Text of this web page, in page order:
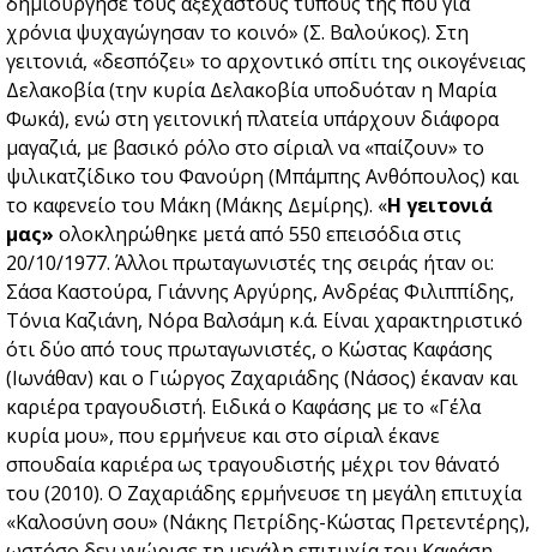
χρόνια ψυχαγώγησαν το κοινό» (Σ. Βαλούκος). Στη
γειτονιά, «δεσπόζει» το αρχοντικό σπίτι της οικογένειας
Δελακοβία (την κυρία Δελακοβία υποδυόταν η Μαρία
Φωκά), ενώ στη γειτονική πλατεία υπάρχουν διάφορα
μαγαζιά, με βασικό ρόλο στο σίριαλ να «παίζουν» το
ψιλικατζίδικο του Φανούρη (Μπάμπης Ανθόπουλος) και
το καφενείο του Μάκη (Μάκης Δεμίρης). «Η γειτονιά
μας» ολοκληρώθηκε μετά από 550 επεισόδια στις
20/10/1977. Άλλοι πρωταγωνιστές της σειράς ήταν οι:
Σάσα Καστούρα, Γιάννης Αργύρης, Ανδρέας Φιλιππίδης,
Τόνια Καζιάνη, Νόρα Βαλσάμη κ.ά. Είναι χαρακτηριστικό
ότι δύο από τους πρωταγωνιστές, ο Κώστας Καφάσης
(Ιωνάθαν) και ο Γιώργος Ζαχαριάδης (Νάσος) έκαναν και
καριέρα τραγουδιστή. Ειδικά ο Καφάσης με το «Γέλα
κυρία μου», που ερμήνευε και στο σίριαλ έκανε
σπουδαία καριέρα ως τραγουδιστής μέχρι τον θάνατό
του (2010). Ο Ζαχαριάδης ερμήνευσε τη μεγάλη επιτυχία
«Καλοσύνη σου» (Νάκης Πετρίδης-Κώστας Πρετεντέρης),